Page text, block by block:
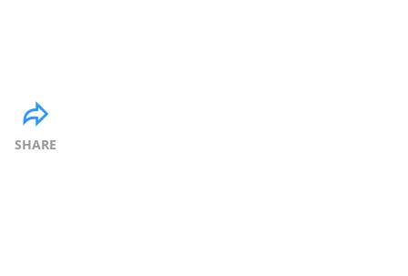
SHARE